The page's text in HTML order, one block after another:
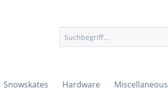
Snowskates Hardware Miscellaneous